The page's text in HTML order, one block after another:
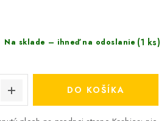
Na sklade – ihneď na odoslanie (1 ks)
DO KOŠÍKA